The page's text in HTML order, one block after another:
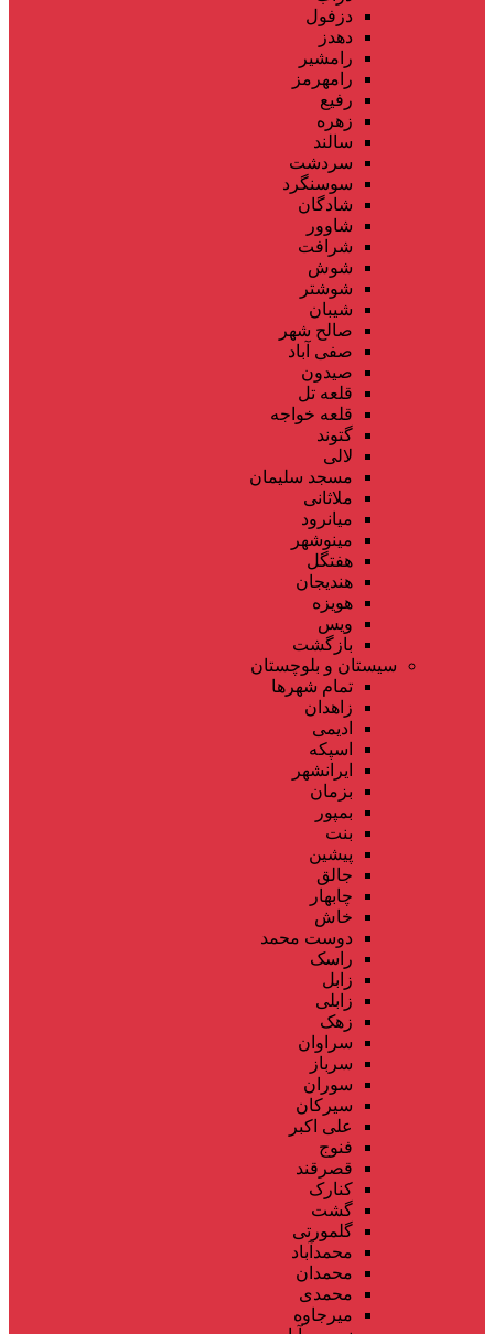
دزفول
دهدز
رامشیر
رامهرمز
رفیع
زهره
سالند
سردشت
سوسنگرد
شادگان
شاوور
شرافت
شوش
شوشتر
شیبان
صالح شهر
صفی آباد
صیدون
قلعه تل
قلعه خواجه
گتوند
لالی
مسجد سلیمان
ملاثانی
میانرود
مینوشهر
هفتگل
هندیجان
هویزه
ویس
بازگشت
سیستان و بلوچستان
تمام شهر‌ها
زاهدان
ادیمی
اسپکه
ایرانشهر
بزمان
بمپور
بنت
پیشین
جالق
چابهار
خاش
دوست محمد
راسک
زابل
زابلی
زهک
سراوان
سرباز
سوران
سیرکان
علی اکبر
فنوج
قصرقند
کنارک
گشت
گلمورتی
محمدآباد
محمدان
محمدی
میرجاوه